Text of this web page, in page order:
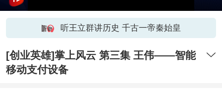
听王立群讲历史 千古一帝秦始皇
[创业英雄]掌上风云 第三集 王伟——智能
移动支付设备